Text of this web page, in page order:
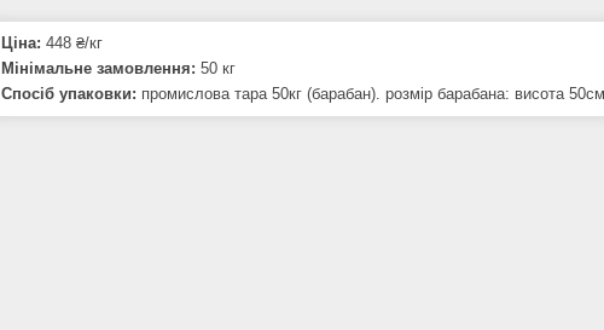
Ціна: 448 ₴/кг
Мінімальне замовлення: 50 кг
Спосіб упаковки: промислова тара 50кг (барабан). розмір барабана: висота